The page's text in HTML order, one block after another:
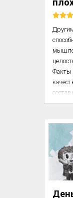
Факты
Фромм